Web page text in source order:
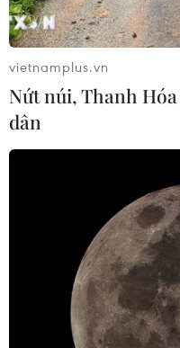
TIN CÙNG
Naver và NVIDIA
“Nhà máy AI,”
từ năm 2027
07/08/2026 13:01
Sân chơi học đường
vietnamplus.vn
Nứt núi, Thanh
dân